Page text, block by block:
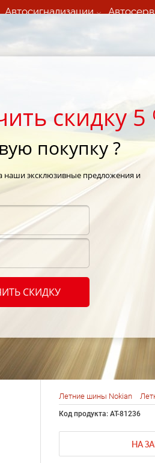
Автосигнализации
R17 97Y
97Y
Летние шины Nokian
Код продукта: AT-81236
НА
скидку 5
покупку ?
наши эксклюзивные предложения и
СКИДКУ